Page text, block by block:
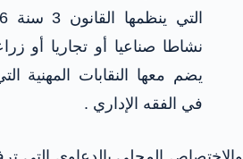
نشاطا صناعيا أو تجاريا أو
يضم معها النقابات المهنية
في الفقه الإداري .